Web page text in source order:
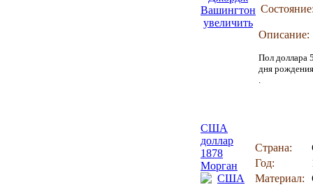
увеличить
Описание:
Пол доллара
дня
.
США
доллар
1878
Морган
Страна:
Год:
Материал: